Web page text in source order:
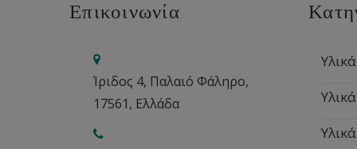
Επικοινωνία
Ίριδος 4, Παλαιό Φάληρο,
17561, Ελλάδα